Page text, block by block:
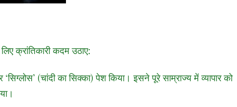
क्रांतिकारी कदम उठाए:
(चांदी का सिक्का) पेश किया। इसने पूरे साम्राज्य में व्यापार को